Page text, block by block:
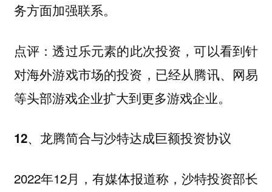
务方面加强联系。
点评：透过乐元素的此次投资，可以看到针
对海外游戏市场的投资，已经从腾讯、网易
等头部游戏企业扩大到更多游戏企业。
12、龙腾简合与沙特达成巨额投资协议
2022年12月，有媒体报道称，沙特投资部长